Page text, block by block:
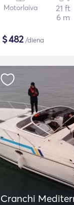
Motorlaiva
21 ft
6 m
$482/diena
Cranchi